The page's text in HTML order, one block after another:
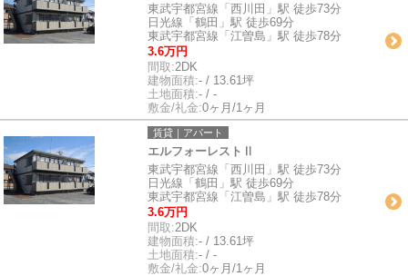
東武宇都宮線「西川田」駅 徒歩73分
日光線「鶴田」駅 徒歩69分
東武宇都宮線「江曽島」駅 徒歩78分
3.6万円
間取:2DK
建物面積:- / 13.61坪
土地面積:- / -
敷金/礼金:0ヶ月/1ヶ月
賃貸｜アパート
エルフォーレストⅡ
東武宇都宮線「西川田」駅 徒歩73分
日光線「鶴田」駅 徒歩69分
東武宇都宮線「江曽島」駅 徒歩78分
3.6万円
間取:2DK
建物面積:- / 13.61坪
土地面積:- / -
敷金/礼金:0ヶ月/1ヶ月